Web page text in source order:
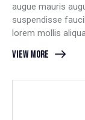
augue mauris
suspendisse
lorem mollis
View more